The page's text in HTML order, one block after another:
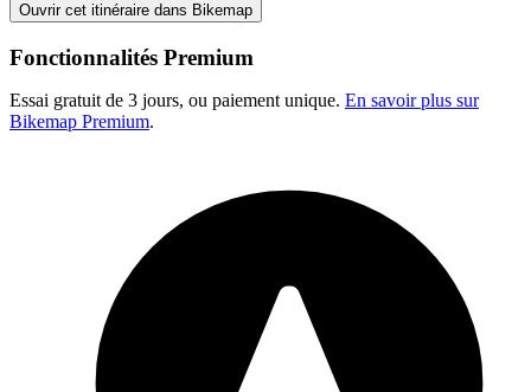
Ouvrir cet itinéraire dans Bikemap
Fonctionnalités Premium
Essai gratuit de 3 jours, ou paiement unique. En savoir plus sur
Bikemap Premium.